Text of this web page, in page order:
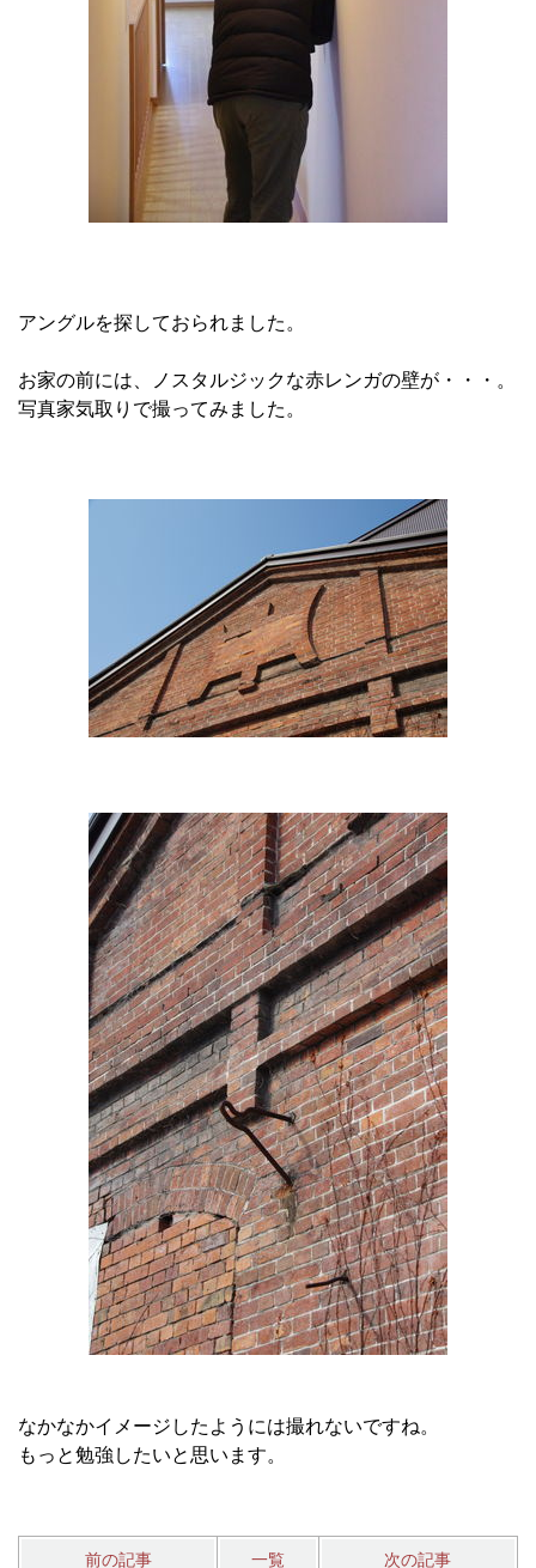
アングルを探しておられました。
お家の前には、ノスタルジックな赤レンガの壁が・・・。
写真家気取りで撮ってみました。
なかなかイメージしたようには撮れないですね。
もっと勉強したいと思います。
前の記事 一覧 次の記事